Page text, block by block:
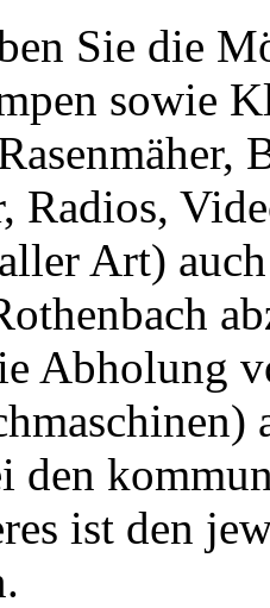
Sie die
sowie
Radios,
Art)
Abholung
den
ist den